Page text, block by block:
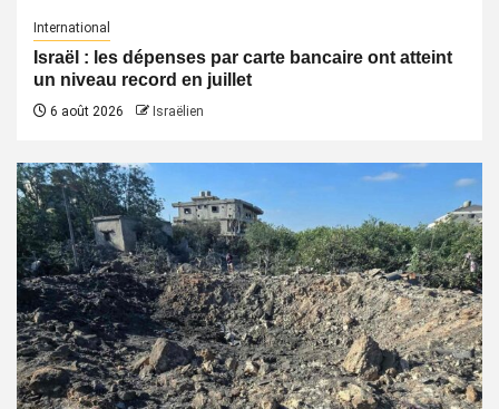
International
Israël : les dépenses par carte bancaire ont atteint
un niveau record en juillet
6 août 2026 Israëlien